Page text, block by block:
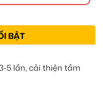
BẬT
5 lần, cải thiện tầm